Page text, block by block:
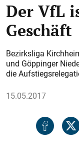
Der VfL
Geschäft
Bezirksliga
und Göppinger
die
15.05.2017